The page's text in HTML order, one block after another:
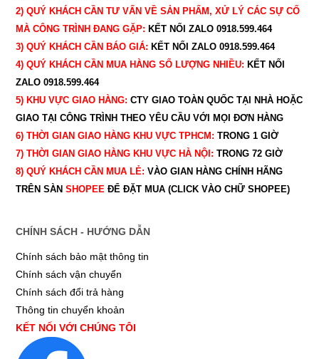
2) QUÝ KHÁCH CẦN TƯ VẤN VỀ SẢN PHẨM, XỬ LÝ CÁC SỰ CỐ
MÀ CÔNG TRÌNH ĐANG GẶP: KẾT NỐI ZALO 0918.599.464
3) QUÝ KHÁCH CẦN BÁO GIÁ: KẾT NỐI ZALO 0918.599.464
4) QUÝ KHÁCH CẦN MUA HÀNG SỐ LƯỢNG NHIỀU: KẾT NỐI
ZALO 0918.599.464
5) KHU VỰC GIAO HÀNG: CTY GIAO TOÀN QUỐC TẠI NHÀ HOẶC
GIAO TẠI CÔNG TRÌNH THEO YÊU CẦU VỚI MỌI ĐƠN HÀNG
6) THỜI GIAN GIAO HÀNG KHU VỰC TPHCM: TRONG 1 GIỜ
7) THỜI GIAN GIAO HÀNG KHU VỰC HÀ NỘI: TRONG 72 GIỜ
8) QUÝ KHÁCH CẦN MUA LẺ: VÀO GIAN HÀNG CHÍNH HÃNG
TRÊN SÀN SHOPEEĐỂ ĐẶT MUA (CLICK VÀO CHỮ SHOPEE)
CHÍNH SÁCH - HƯỚNG DẪN
Chính sách bảo mật thông tin
Chính sách vận chuyển
Chính sách đổi trả hàng
Thông tin chuyển khoản
KẾT NỐI VỚI CHÚNG TÔI